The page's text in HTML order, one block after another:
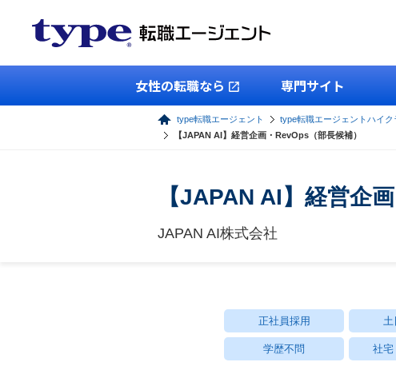
女性の転職なら 専門サイト
type転職エージェント type転職エージェントハイク
【JAPAN AI】経営企画・RevOps（部長候補）
【JAPAN AI】経営企
JAPAN AI株式会社
正社員採用 土
学歴不問 社宅